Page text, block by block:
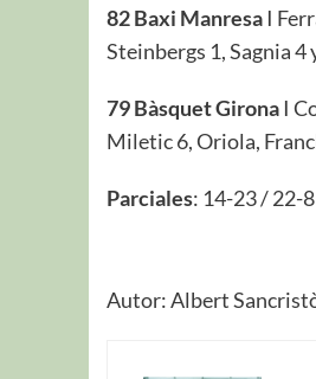
82 Baxi ManresaI
Steinbergs 1, Sagnia 4
79 Bàsquet GironaI
Miletic 6, Oriola,
Parciales: 14-23 / 22-
Autor: Albert